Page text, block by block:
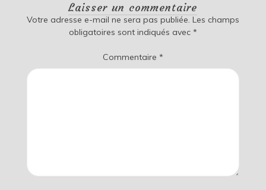
Laisser un commentaire
Votre adresse e-mail ne sera pas publiée. Les champs
obligatoires sont indiqués avec *
Commentaire *